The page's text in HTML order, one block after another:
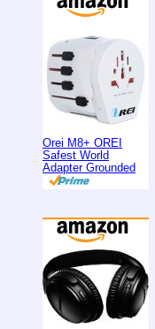
Orei M8+ OREI
Safest World
Adapter Grounded